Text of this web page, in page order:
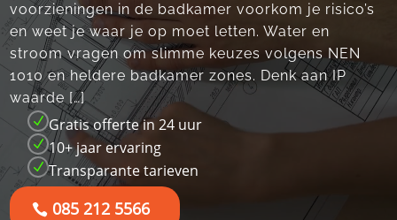
voorzieningen in de badkamer voorkom je risico’s
en weet je waar je op moet letten.​ Water en
stroom vragen om slimme keuzes volgens NEN
1010 en heldere badkamer zones.​ Denk aan IP
waarde […]
N Gratis offerte in 24 uur
N 10+ jaar ervaring
N Transparante tarieven
085 212 5566